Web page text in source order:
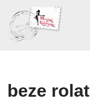
Skoči
na
beze rolat